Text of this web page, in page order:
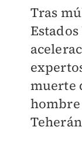
Tras
muerte